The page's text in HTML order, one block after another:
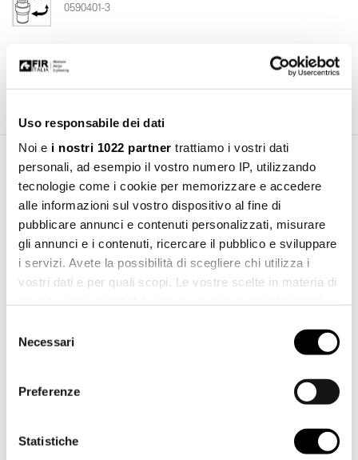
Uso responsabile dei dati
Noi e i nostri 1022 partner trattiamo i vostri dati
personali, ad esempio il vostro numero IP, utilizzando
tecnologie come i cookie per memorizzare e accedere
alle informazioni sul vostro dispositivo al fine di
pubblicare annunci e contenuti personalizzati, misurare
gli annunci e i contenuti, ricercare il pubblico e sviluppare
i servizi. Avete la possibilità di scegliere chi utilizza i
vostri dati e per quali scopi. Le vostre scelte in materia di
modificare o revocare il proprio consenso in qualsiasi
momento dalla Dichiarazione sui cookie o facendo clic
raccogliere informazioni sulla tua posizione
delNecessari
Preferenze
Statistiche
0590401-3
Lunghezza del flessibile antitorsione in ottone doppia
aggraffatura.
Area Download
Manuale d'installazione
pdf 1.33 MB
File 2d dwg
Scarica
File 3d 3ds
Scarica
File 3d stl
Scarica